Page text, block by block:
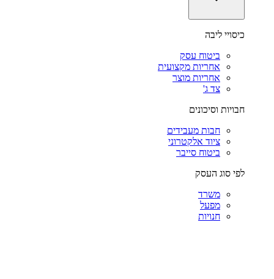
כיסויי ליבה
ביטוח עסק
אחריות מקצועית
אחריות מוצר
צד ג'
חבויות וסיכונים
חבות מעבידים
ציוד אלקטרוני
ביטוח סייבר
לפי סוג העסק
משרד
מפעל
חנויות